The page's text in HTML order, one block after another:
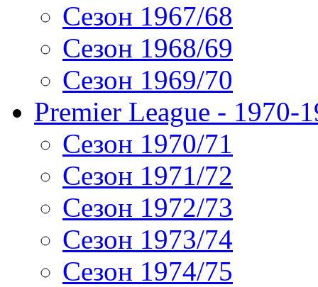
Сезон 1967/68
Сезон 1968/69
Сезон 1969/70
Premier League - 1970-
Сезон 1970/71
Сезон 1971/72
Сезон 1972/73
Сезон 1973/74
Сезон 1974/75